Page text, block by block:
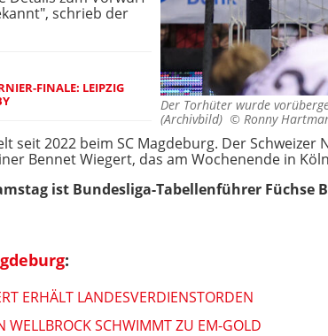
Der Torhüter wurde
(Archivbild) © Ronny
schrieb der
FINALE: LEIPZIG
seit 2022 beim SC Magdeburg. Der
Bennet Wiegert, das am Wochenende in
ist Bundesliga-Tabellenführer Füchse
:
ERHÄLT LANDESVERDIENSTORDEN
WELLBROCK SCHWIMMT ZU EM-GOLD